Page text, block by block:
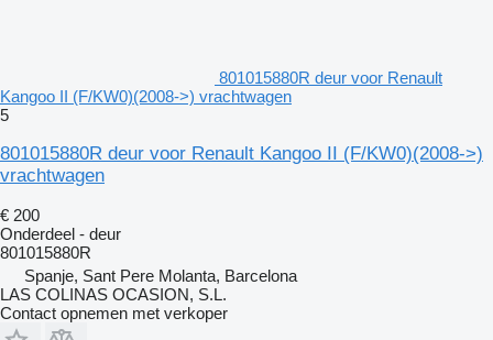
801015880R deur voor Renault
Kangoo II (F/KW0)(2008->) vrachtwagen
5
801015880R deur voor Renault Kangoo II (F/KW0)(2008->)
vrachtwagen
€ 200
Onderdeel - deur
801015880R
Spanje, Sant Pere Molanta, Barcelona
LAS COLINAS OCASION, S.L.
Contact opnemen met verkoper